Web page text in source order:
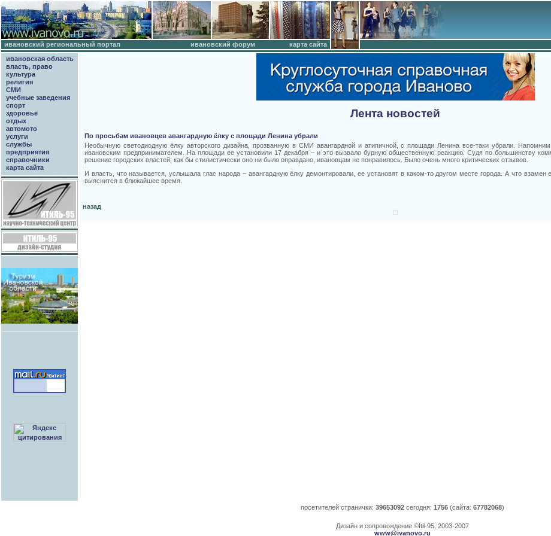
ивановский региональный портал ивановский форум
карта сайта
ивановская область
власть, право
культура
религия
СМИ
учебные заведения
спорт
здоровье
отдых
автомото
услуги
службы
предприятия
справочники
карта сайта
Лента новостей
По просьбам ивановцев авангардную ёлку с площади Ленина убрали
Необычную светодиодную ёлку авторского дизайна, прозванную в СМИ авангардной и атипичной, с площади Ленина все-таки убрали.
ивановским предпринимателем. На площади ее установили 17 декабря – и это вызвало бурную общественную реакцию. Судя по большинству
решение городских властей, как бы стилистически оно ни было оправдано, ивановцам не понравилось. Было очень много критических отзывов.
И власть, что называется, услышала глас народа – авангардную ёлку демонтировали, ее установят в каком-то другом месте города. А что
выяснится в ближайшее время.
назад
посетителей странички: 39653092 сегодня: 1756 (сайта: 67782068)
Дизайн и сопровождение ©Itil-95, 2003-2007
www@ivanovo.ru